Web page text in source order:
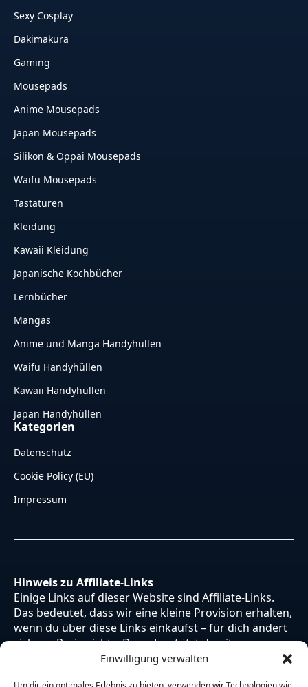
Einwilligung verwalten
Sexy Cosplay
Dakimakura
Gaming
Mousepads
Anime Mousepads
Japan Mousepads
Silikon & Oppai Mousepads
Waifu Mousepads
Tastaturen
Kleidung
Kawaii Kleidung
Japanische Kochbücher
Lernbücher
Mangas
Anime und Manga Handyhüllen
Waifu Handyhüllen
Kawaii Handyhüllen
Japan Handyhüllen
Kategorien
Datenschutz
Cookie Policy (EU)
Impressum
Hinweis zu Affiliate-Links
Einige Links auf dieser Website sind Affiliate-Links.
Das bedeutet, dass wir eine kleine Provision erhalten,
wenn du über diese Links einkaufst – für dich ändert
sich am Preis nichts. Du unterstützt damit unsere
Arbeit. Vielen Dank dafür!